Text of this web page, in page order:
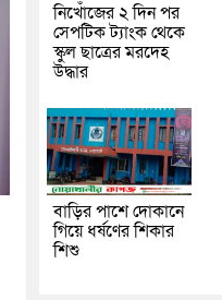
নিখোঁজের ২ দিন পর
সেপটিক ট্যাংক থেকে
স্কুল ছাত্রের মরদেহ
উদ্ধার
বাড়ির পাশে দোকানে
গিয়ে ধর্ষণের শিকার
শিশু